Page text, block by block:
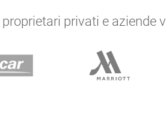
privati e aziende